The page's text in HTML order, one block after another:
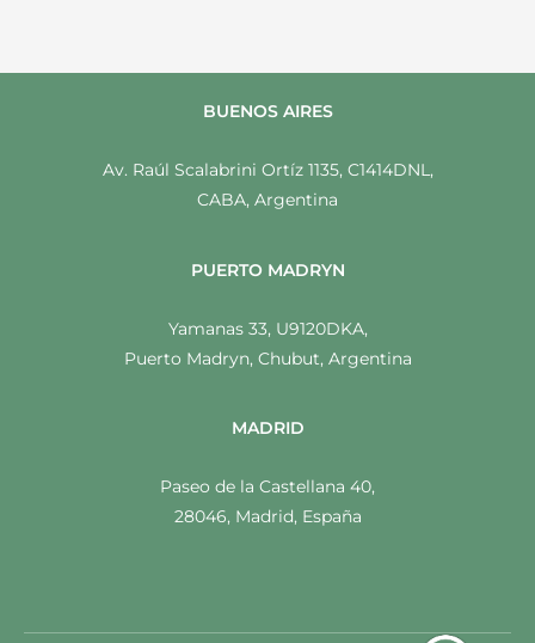
BUENOS AIRES
Av. Raúl Scalabrini Ortíz 1135, C1414DNL,
CABA, Argentina
PUERTO MADRYN
Yamanas 33, U9120DKA,
Puerto Madryn, Chubut, Argentina
MADRID
Paseo de la Castellana 40,
28046, Madrid, España